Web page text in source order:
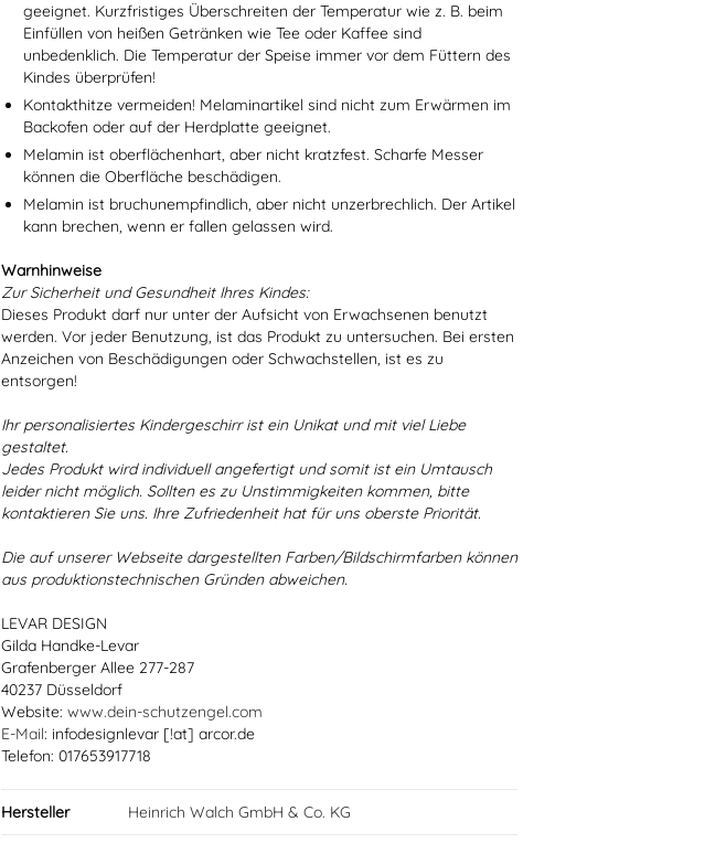
geeignet. Kurzfristiges Überschreiten der Temperatur wie z. B. beim
Einfüllen von heißen Getränken wie Tee oder Kaffee sind
unbedenklich. Die Temperatur der Speise immer vor dem Füttern des
Kindes überprüfen!
Kontakthitze vermeiden! Melaminartikel sind nicht zum Erwärmen im
Backofen oder auf der Herdplatte geeignet.
Melamin ist oberflächenhart, aber nicht kratzfest. Scharfe Messer
können die Oberfläche beschädigen.
Melamin ist bruchunempfindlich, aber nicht unzerbrechlich. Der Artikel
kann brechen, wenn er fallen gelassen wird.
Warnhinweise
Zur Sicherheit und Gesundheit Ihres Kindes:
Dieses Produkt darf nur unter der Aufsicht von Erwachsenen benutzt
werden. Vor jeder Benutzung, ist das Produkt zu untersuchen. Bei ersten
Anzeichen von Beschädigungen oder Schwachstellen, ist es zu
entsorgen!
Ihr personalisiertes Kindergeschirr ist ein Unikat und mit viel Liebe
gestaltet.
Jedes Produkt wird individuell angefertigt und somit ist ein Umtausch
leider nicht möglich. Sollten es zu Unstimmigkeiten kommen, bitte
kontaktieren Sie uns. Ihre Zufriedenheit hat für uns oberste Priorität.
Die auf unserer Webseite dargestellten Farben/Bildschirmfarben können
aus produktionstechnischen Gründen abweichen.
LEVAR DESIGN
Gilda Handke-Levar
Grafenberger Allee 277-287
40237 Düsseldorf
Website: www.dein-schutzengel.com
E-Mail: infodesignlevar [!at] arcor.de
Telefon: 017653917718
Hersteller Heinrich Walch GmbH & Co. KG